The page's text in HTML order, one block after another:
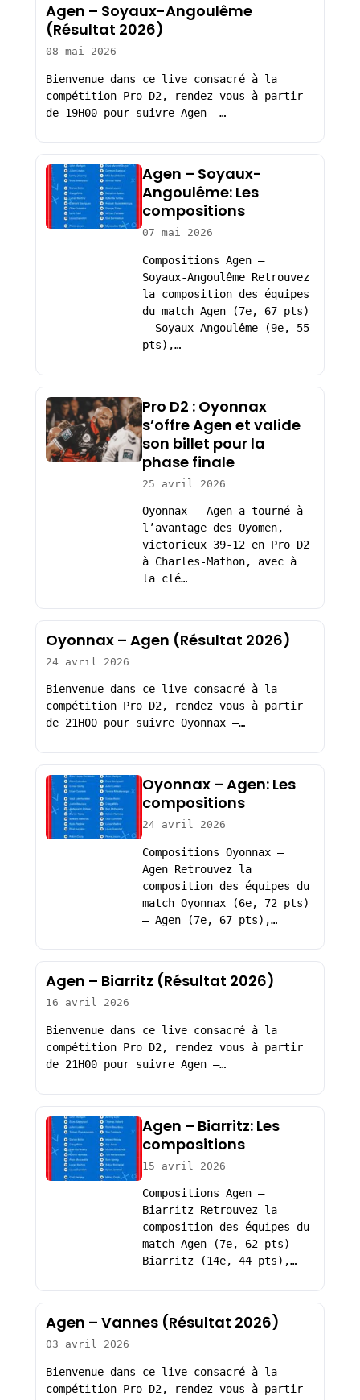
Agen – Soyaux-Angoulême
(Résultat 2026)
08 mai 2026
Bienvenue dans ce live consacré à la
compétition Pro D2, rendez vous à partir
de 19H00 pour suivre Agen –…
Agen – Soyaux-
Angoulême: Les
compositions
07 mai 2026
Compositions Agen –
Soyaux-Angoulême Retrouvez
la composition des équipes
du match Agen (7e, 67 pts)
– Soyaux-Angoulême (9e, 55
pts),…
Pro D2 : Oyonnax
s’offre Agen et valide
son billet pour la
phase finale
25 avril 2026
Oyonnax – Agen a tourné à
l’avantage des Oyomen,
victorieux 39-12 en Pro D2
à Charles-Mathon, avec à
la clé…
Oyonnax – Agen (Résultat 2026)
24 avril 2026
Bienvenue dans ce live consacré à la
compétition Pro D2, rendez vous à partir
de 21H00 pour suivre Oyonnax –…
Oyonnax – Agen: Les
compositions
24 avril 2026
Compositions Oyonnax –
Agen Retrouvez la
composition des équipes du
match Oyonnax (6e, 72 pts)
– Agen (7e, 67 pts),…
Agen – Biarritz (Résultat 2026)
16 avril 2026
Bienvenue dans ce live consacré à la
compétition Pro D2, rendez vous à partir
de 21H00 pour suivre Agen –…
Agen – Biarritz: Les
compositions
15 avril 2026
Compositions Agen –
Biarritz Retrouvez la
composition des équipes du
match Agen (7e, 62 pts) –
Biarritz (14e, 44 pts),…
Agen – Vannes (Résultat 2026)
03 avril 2026
Bienvenue dans ce live consacré à la
compétition Pro D2, rendez vous à partir